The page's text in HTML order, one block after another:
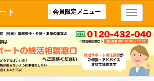
ト 会員限定メニュー